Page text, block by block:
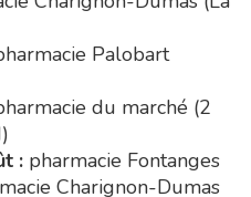
Bonnemaire (rue
du marché (2
Charignon-Dumas (La